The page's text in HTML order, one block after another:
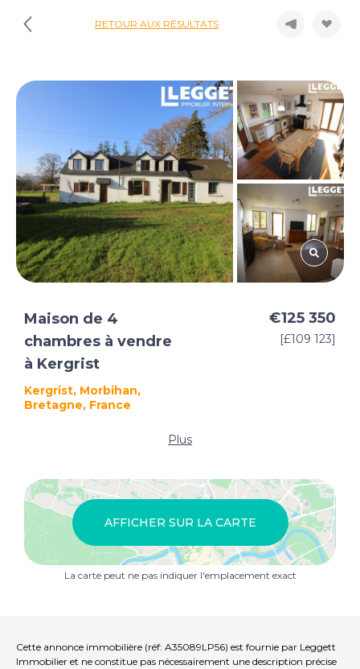
RETOUR AUX RÉSULTATS
Maison de 4
chambres à vendre
à Kergrist
Kergrist, Morbihan,
Bretagne, France
€125 350
[£109 123]
Plus
AFFICHER SUR LA CARTE
La carte peut ne pas indiquer l'emplacement exact
Cette annonce immobilière (réf: A35089LP56) est fournie par Leggett
Immobilier et ne constitue pas nécessairement une description précise